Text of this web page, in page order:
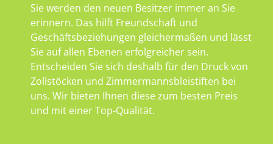
Sie werden den neuen Besitzer immer an Sie
erinnern. Das hilft Freundschaft und
Geschäftsbeziehungen gleichermaßen und lässt
Sie auf allen Ebenen erfolgreicher sein.
Entscheiden Sie sich deshalb für den Druck von
Zollstöcken und Zimmermannsbleistiften bei
uns. Wir bieten Ihnen diese zum besten Preis
und mit einer Top-Qualität.